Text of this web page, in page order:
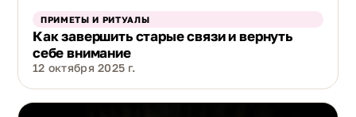
ПРИМЕТЫ И РИТУАЛЫ
Как завершить старые связи и вернуть
себе внимание
12 октября 2025 г.